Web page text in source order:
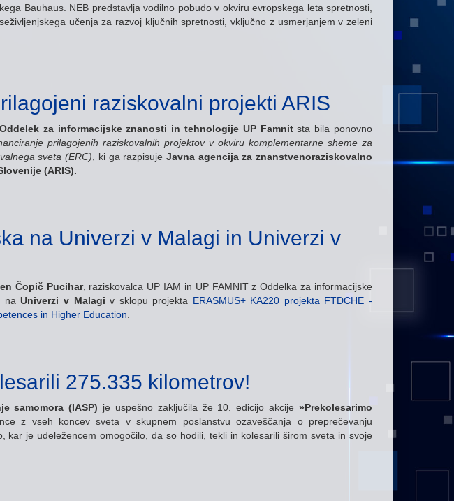
Bauhaus. NEB predstavlja vodilno pobudo v okviru evropskega leta spretnosti,
učenja za razvoj ključnih spretnosti, vključno z usmerjanjem v zeleni
raziskovalni projekti ARIS
Oddelek za informacijske znanosti in tehnologije UP Famnitsta bila ponovno
prilagojenih raziskovalnih projektov v okviru komplementarne sheme za
sveta (ERC) , ki ga razpisuje Javna agencija za znanstvenoraziskovalno
(ARIS).
na Univerzi v Malagi in Univerzi v
Čopič Pucihar, raziskovalca UP IAM in UP FAMNIT z Oddelka za informacijske
naUniverzi v Malagi v sklopu projekta ERASMUS+ KA220 projekta FTDCHE -
in Higher Education
275.335 kilometrov!
samomora (IASP) je uspešno zaključila že 10. edicijo akcije»Prekolesarimo
z vseh koncev sveta v skupnem poslanstvu ozaveščanja o preprečevanju
kar je udeležencem omogočilo, da so hodili, tekli in kolesarili širom sveta in svoje